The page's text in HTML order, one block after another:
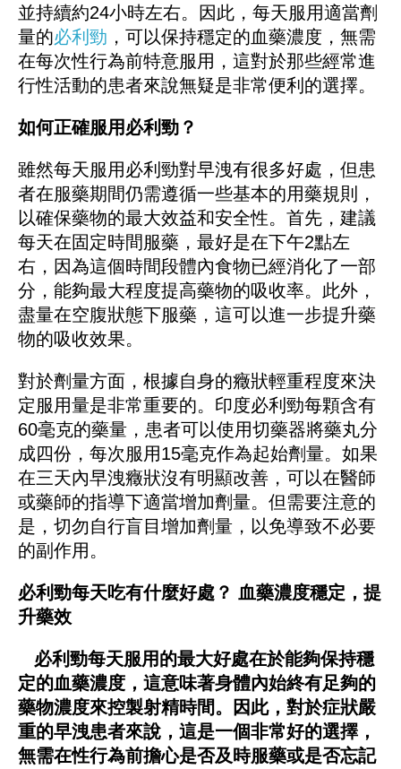
並持續約24小時左右。因此，每天服用適當劑
量的必利勁 ，可以保持穩定的血藥濃度，無需
在每次性行為前特意服用，這對於那些經常進
行性活動的患者來說無疑是非常便利的選擇。
如何正確服用必利勁？
雖然每天服用必利勁對早洩有很多好處，但患
者在服藥期間仍需遵循一些基本的用藥規則，
以確保藥物的最大效益和安全性。首先，建議
每天在固定時間服藥，最好是在下午2點左
右，因為這個時間段體內食物已經消化了一部
分，能夠最大程度提高藥物的吸收率。此外，
盡量在空腹狀態下服藥，這可以進一步提升藥
物的吸收效果。
對於劑量方面，根據自身的癥狀輕重程度來決
定服用量是非常重要的。印度必利勁每顆含有
60毫克的藥量，患者可以使用切藥器將藥丸分
成四份，每次服用15毫克作為起始劑量。如果
在三天內早洩癥狀沒有明顯改善，可以在醫師
或藥師的指導下適當增加劑量。但需要注意的
是，切勿自行盲目增加劑量，以免導致不必要
的副作用。
必利勁每天吃有什麼好處？ 血藥濃度穩定，提
升藥效
必利勁每天服用的最大好處在於能夠保持穩
定的血藥濃度，這意味著身體內始終有足夠的
藥物濃度來控製射精時間。因此，對於症狀嚴
重的早洩患者來說，這是一個非常好的選擇，
無需在性行為前擔心是否及時服藥或是否忘記